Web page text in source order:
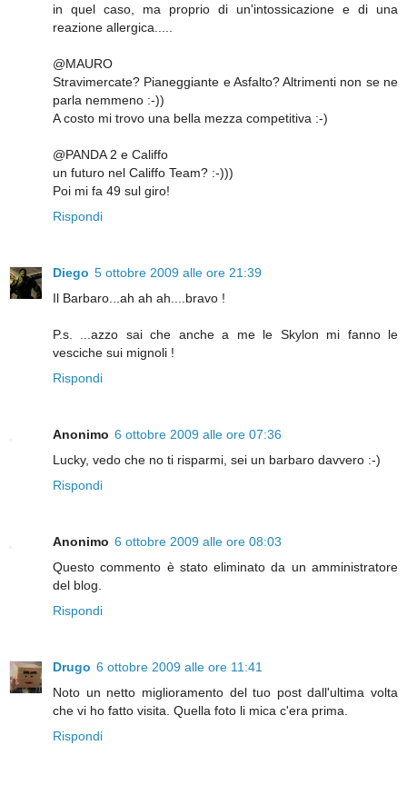
in quel caso, ma proprio di un'intossicazione e di una
reazione allergica.....
@MAURO
Stravimercate? Pianeggiante e Asfalto? Altrimenti non se ne
parla nemmeno :-))
A costo mi trovo una bella mezza competitiva :-)
@PANDA 2 e Califfo
un futuro nel Califfo Team? :-)))
Poi mi fa 49 sul giro!
Rispondi
Diego 5 ottobre 2009 alle ore 21:39
Il Barbaro...ah ah ah....bravo !
P.s. ...azzo sai che anche a me le Skylon mi fanno le
vesciche sui mignoli !
Rispondi
Anonimo 6 ottobre 2009 alle ore 07:36
Lucky, vedo che no ti risparmi, sei un barbaro davvero :-)
Rispondi
Anonimo 6 ottobre 2009 alle ore 08:03
Questo commento è stato eliminato da un amministratore
del blog.
Rispondi
Drugo 6 ottobre 2009 alle ore 11:41
Noto un netto miglioramento del tuo post dall'ultima volta
che vi ho fatto visita. Quella foto li mica c'era prima.
Rispondi